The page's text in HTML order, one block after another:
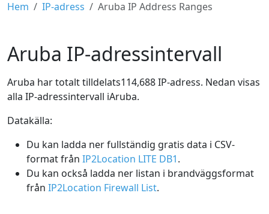
Hem IP-adress Aruba IP Address Ranges
Aruba IP-adressintervall
Aruba har totalt tilldelats114,688 IP-adress. Nedan visas
alla IP-adressintervall iAruba.
Datakälla:
Du kan ladda ner fullständig gratis data i CSV-
format från IP2Location LITE DB1.
Du kan också ladda ner listan i brandväggsformat
från IP2Location Firewall List.